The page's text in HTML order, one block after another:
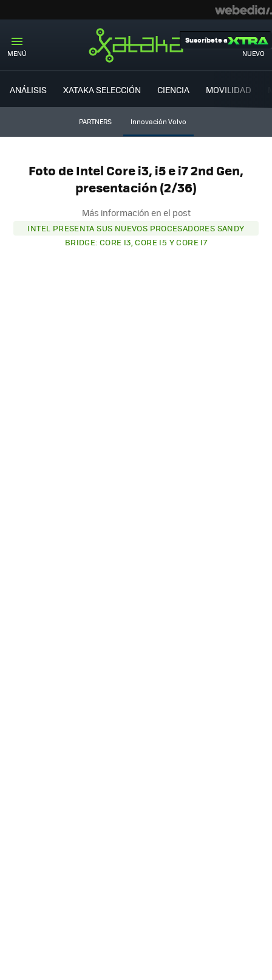
MENÚ NUEVO
Suscríbete a
ANÁLISIS XATAKA SELECCIÓN CIENCIA MOVILIDAD
PARTNERS Innovación Volvo
Foto de Intel Core i3, i5 e i7 2nd Gen,
presentación (2/36)
Más información en el post
INTEL PRESENTA SUS NUEVOS PROCESADORES SANDY
BRIDGE: CORE I3, CORE I5 Y CORE I7